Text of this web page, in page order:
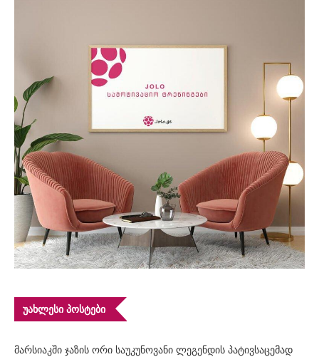
ᲣᲐᲮᲚᲔᲡᲘ ᲞᲝᲡᲢᲔᲑᲘ
მარსიაკში ჯაზის ორი საუკუნოვანი ლეგენდის პატივსაცემად